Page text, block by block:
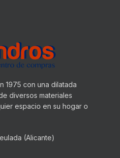
1975 con una dilatada
diversos materiales
espacio en su hogar o
(Alicante)